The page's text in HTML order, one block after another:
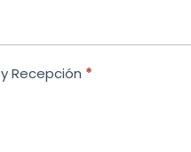
Atención Administrativa y Recepción *